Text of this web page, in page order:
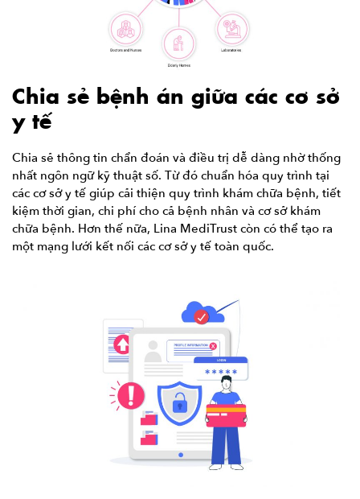
Chia sẻ bệnh án giữa các cơ sở
y tế
Chia sẻ thông tin chẩn đoán và điều trị dễ dàng nhờ thống
nhất ngôn ngữ kỹ thuật số. Từ đó chuẩn hóa quy trình tại
các cơ sở y tế giúp cải thiện quy trình khám chữa bệnh, tiết
kiệm thời gian, chi phí cho cả bệnh nhân và cơ sở khám
chữa bệnh. Hơn thế nữa, Lina MediTrust còn có thể tạo ra
một mạng lưới kết nối các cơ sở y tế toàn quốc.